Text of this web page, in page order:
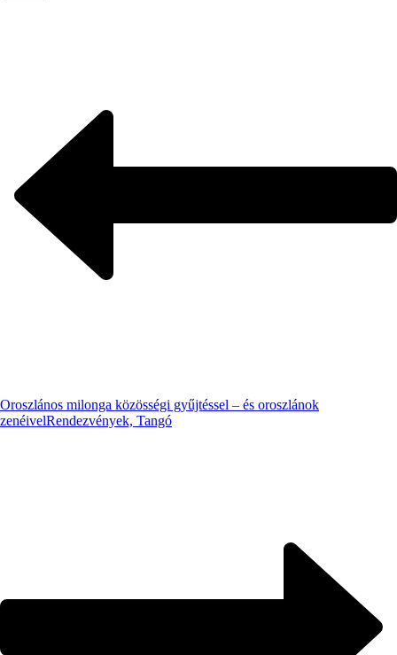
Oroszlános milonga közösségi gyűjtéssel – és oroszlánok
zenéivelRendezvények, Tangó